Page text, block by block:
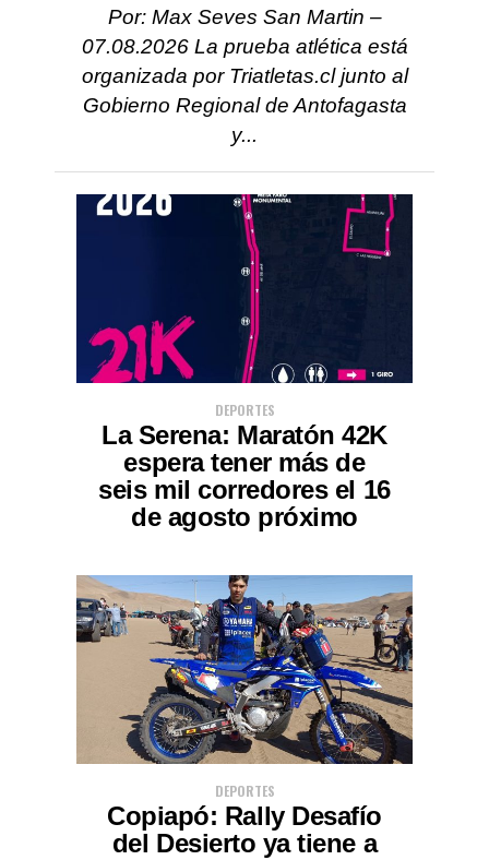
Por: Max Seves San Martin –
07.08.2026 La prueba atlética está
organizada por Triatletas.cl junto al
Gobierno Regional de Antofagasta
y...
DEPORTES
La Serena: Maratón 42K
espera tener más de
seis mil corredores el 16
de agosto próximo
DEPORTES
Copiapó: Rally Desafío
del Desierto ya tiene a